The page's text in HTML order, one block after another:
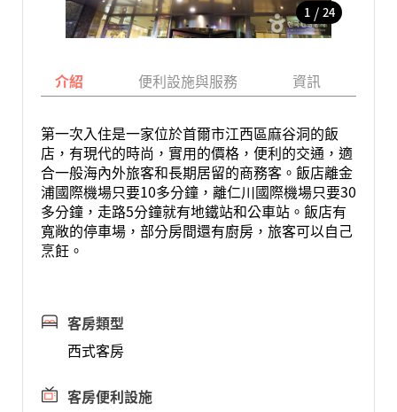
1 / 24
介紹 便利設施與服務 資訊
第一次入住是一家位於首爾市江西區麻谷洞的飯
店，有現代的時尚，實用的價格，便利的交通，適
合一般海內外旅客和長期居留的商務客。飯店離金
浦國際機場只要10多分鐘，離仁川國際機場只要30
多分鐘，走路5分鐘就有地鐵站和公車站。飯店有
寬敞的停車場，部分房間還有廚房，旅客可以自己
烹飪。
客房類型
西式客房
客房便利設施